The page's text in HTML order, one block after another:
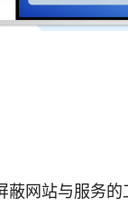
网站与服务